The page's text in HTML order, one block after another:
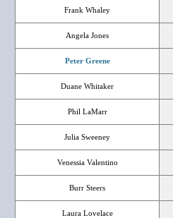
Frank Whaley
Angela Jones
Peter Greene
Duane Whitaker
Phil LaMarr
Julia Sweeney
Venessia Valentino
Burr Steers
Laura Lovelace